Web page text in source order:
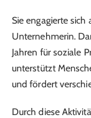
Sie engagierte
Unternehmerin.
Jahren für soziale
unterstützt
und fördert
Durch diese